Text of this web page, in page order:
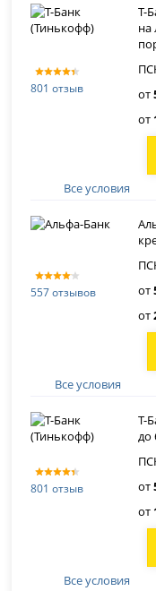
801 отзыв
Т-
на
от
от
Все условия
557 отзывов
от
от
Все условия
801 отзыв
Т-
до
от
от
Все условия